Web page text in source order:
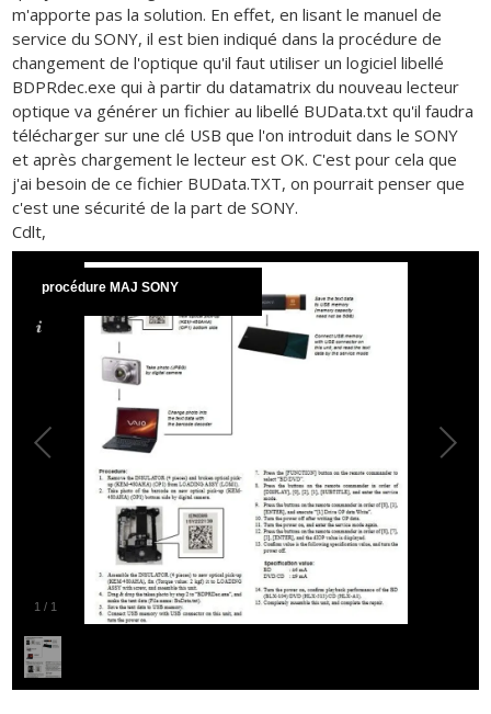
m'apporte pas la solution. En effet, en lisant le manuel de
service du SONY, il est bien indiqué dans la procédure de
changement de l'optique qu'il faut utiliser un logiciel libellé
BDPRdec.exe qui à partir du datamatrix du nouveau lecteur
optique va générer un fichier au libellé BUData.txt qu'il faudra
télécharger sur une clé USB que l'on introduit dans le SONY
et après chargement le lecteur est OK. C'est pour cela que
j'ai besoin de ce fichier BUData.TXT, on pourrait penser que
c'est une sécurité de la part de SONY.
Cdlt,
1 / 1
procédure MAJ SONY